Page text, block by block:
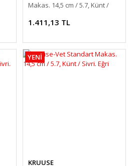
Makas. 14,5 cm / 5.7, Künt /
1.411,13 TL
YENİ
KRUUSE